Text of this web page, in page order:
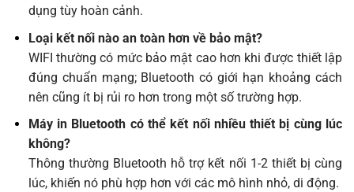
dụng tùy hoàn cảnh.
Loại kết nối nào an toàn hơn về bảo mật?
WIFI thường có mức bảo mật cao hơn khi được thiết lập
đúng chuẩn mạng; Bluetooth có giới hạn khoảng cách
nên cũng ít bị rủi ro hơn trong một số trường hợp.
Máy in Bluetooth có thể kết nối nhiều thiết bị cùng lúc
không?
Thông thường Bluetooth hỗ trợ kết nối 1-2 thiết bị cùng
lúc, khiến nó phù hợp hơn với các mô hình nhỏ, di động.